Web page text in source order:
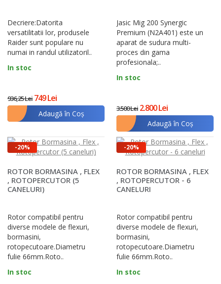
Decriere:Datorita
versatilitatii lor, produsele
Raider sunt populare nu
numai in randul utilizatoril..
In stoc
936,25 Lei 749 Lei
Adaugă în Coş
Jasic Mig 200 Synergic
Premium (N2A401) este un
aparat de sudura multi-
proces din gama
profesionala;..
In stoc
3.500 Lei 2.800 Lei
Adaugă în Coş
-20%
ROTOR BORMASINA , FLEX
, ROTOPERCUTOR (5
CANELURI)
Rotor compatibil pentru
diverse modele de flexuri,
bormasini,
rotopecutoare.Diametru
fulie 66mm.Roto..
In stoc
-20%
ROTOR BORMASINA , FLEX
, ROTOPERCUTOR - 6
CANELURI
Rotor compatibil pentru
diverse modele de flexuri,
bormasini,
rotopecutoare.Diametru
fulie 66mm.Roto..
In stoc